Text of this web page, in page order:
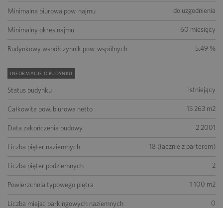
Minimalna biurowa pow. najmu do uzgodnienia
Minimalny okres najmu 60 miesięcy
Budynkowy współczynnik pow. wspólnych 5.49 %
INFORMACJE O BUDYNKU
Status budynku istniejący
Całkowita pow. biurowa netto 15 263 m2
Data zakończenia budowy 2 2001
Liczba pięter naziemnych 18 (łącznie z parterem)
Liczba pięter podziemnych 2
Powierzchnia typowego piętra 1 100 m2
Liczba miejsc parkingowych naziemnych 0